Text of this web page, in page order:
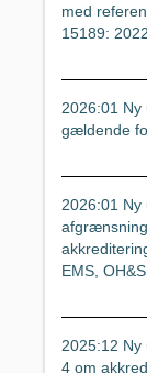
med
15189: 2022
2026:01 Ny
gældende
2026:01 Ny
EMS,
2025:12 Ny
4 om